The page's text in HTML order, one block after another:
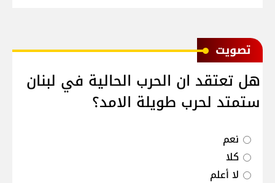
ﺗﺼﻮﻳﺖ
هل تعتقد ان الحرب الحالية في لبنان
ستمتد لحرب طويلة الامد؟
نعم
كلا
لا أعلم